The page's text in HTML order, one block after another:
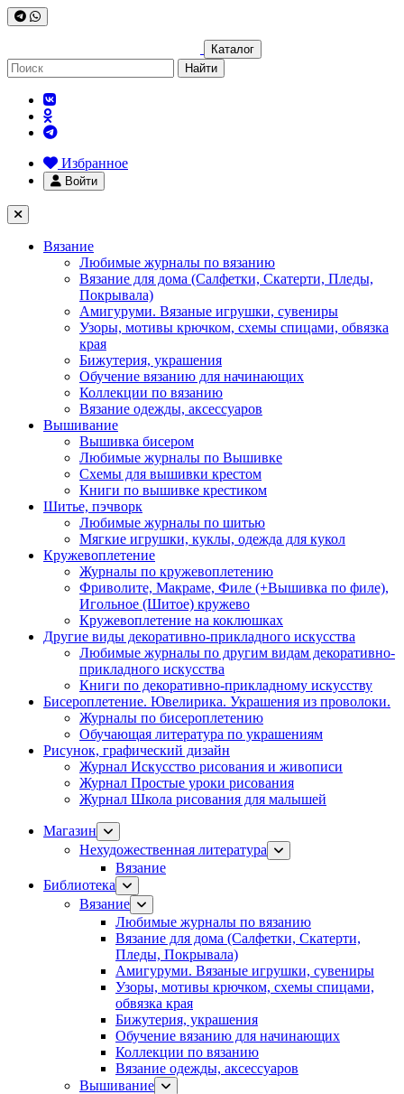
Каталог
Найти
Избранное
Войти
Вязание
Любимые журналы по вязанию
Вязание для дома (Салфетки, Скатерти, Пледы,
Покрывала)
Амигуруми. Вязаные игрушки, сувениры
Узоры, мотивы крючком, схемы спицами, обвязка
края
Бижутерия, украшения
Обучение вязанию для начинающих
Коллекции по вязанию
Вязание одежды, аксессуаров
Вышивание
Вышивка бисером
Любимые журналы по Вышивке
Схемы для вышивки крестом
Книги по вышивке крестиком
Шитье, пэчворк
Любимые журналы по шитью
Мягкие игрушки, куклы, одежда для кукол
Кружевоплетение
Журналы по кружевоплетению
Фриволите, Макраме, Филе (+Вышивка по филе),
Игольное (Шитое) кружево
Кружевоплетение на коклюшках
Другие виды декоративно-прикладного искусства
Любимые журналы по другим видам декоративно-
прикладного искусства
Книги по декоративно-прикладному искусству
Бисероплетение. Ювелирика. Украшения из проволоки.
Журналы по бисероплетению
Обучающая литература по украшениям
Рисунок, графический дизайн
Журнал Искусство рисования и живописи
Журнал Простые уроки рисования
Журнал Школа рисования для малышей
Магазин
Нехудожественная литература
Вязание
Библиотека
Вязание
Любимые журналы по вязанию
Вязание для дома (Салфетки, Скатерти,
Пледы, Покрывала)
Амигуруми. Вязаные игрушки, сувениры
Узоры, мотивы крючком, схемы спицами,
обвязка края
Бижутерия, украшения
Обучение вязанию для начинающих
Коллекции по вязанию
Вязание одежды, аксессуаров
Вышивание